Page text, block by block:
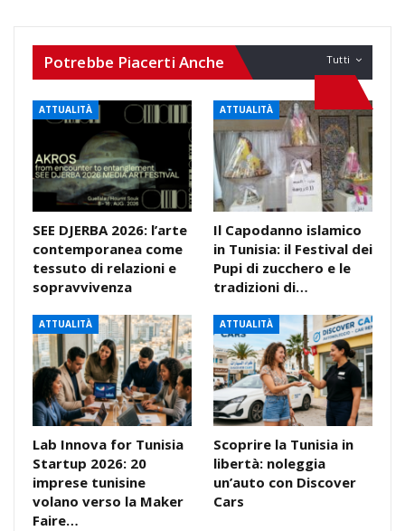
Tutti
Potrebbe Piacerti Anche
ATTUALITÀ
SEE DJERBA 2026: l’arte
contemporanea come
tessuto di relazioni e
sopravvivenza
ATTUALITÀ
Il Capodanno islamico
in Tunisia: il Festival dei
Pupi di zucchero e le
tradizioni di…
ATTUALITÀ
Lab Innova for Tunisia
Startup 2026: 20
imprese tunisine
volano verso la Maker
Faire…
ATTUALITÀ
Scoprire la Tunisia in
libertà: noleggia
un’auto con Discover
Cars